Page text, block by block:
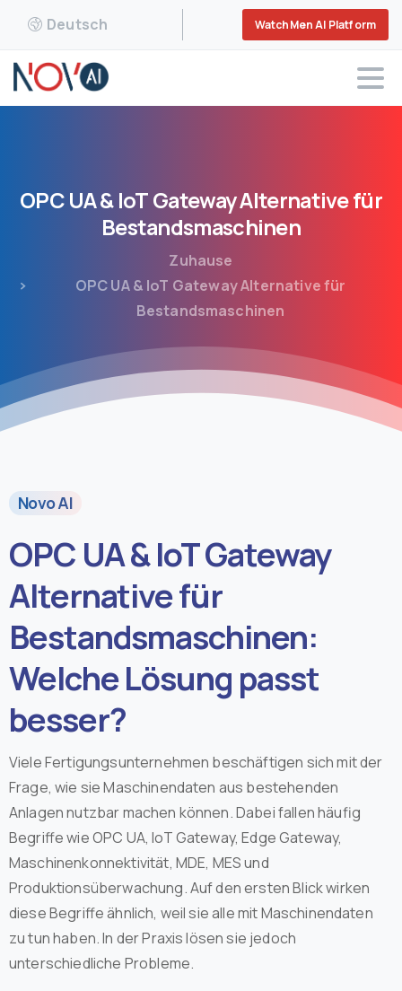
Deutsch WatchMen AI Platform
OPCUA& IoTGatewayAlternativefür
Bestandsmaschinen
Zuhause
OPC UA & IoT Gateway Alternative für
Bestandsmaschinen
Novo AI
OPC UA & IoT Gateway
Alternative für
Bestandsmaschinen:
Welche Lösung passt
besser?
Viele Fertigungsunternehmen beschäftigen sich mit der
Frage, wie sie Maschinendaten aus bestehenden
Anlagen nutzbar machen können. Dabei fallen häufig
Begriffe wie OPC UA, IoT Gateway, Edge Gateway,
Maschinenkonnektivität, MDE, MES und
Produktionsüberwachung. Auf den ersten Blick wirken
diese Begriffe ähnlich, weil sie alle mit Maschinendaten
zu tun haben. In der Praxis lösen sie jedoch
unterschiedliche Probleme.